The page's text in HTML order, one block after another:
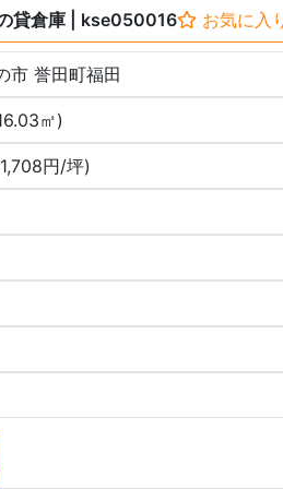
貸倉庫| kse050016 お気に入
市 誉⽥町福⽥
㎡)
円/坪)